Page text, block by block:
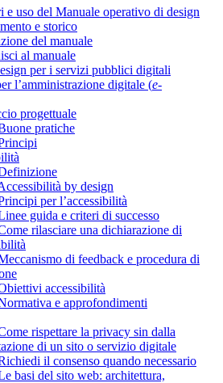
e uso del Manuale operativo di design
e storico
del manuale
al manuale
per i servizi pubblici digitali
l’amministrazione digitale (e-
progettuale
pratiche
by design
per l’accessibilità
guida e criteri di successo
rilasciare una dichiarazione di
di feedback e procedura di
accessibilità
e approfondimenti
rispettare la privacy sin dalla
di un sito o servizio digitale
il consenso quando necessario
basi del sito web: architettura,